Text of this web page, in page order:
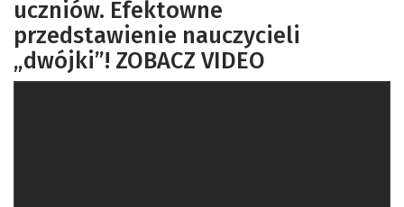
uczniów. Efektowne
przedstawienie nauczycieli
„dwójki”! ZOBACZ VIDEO